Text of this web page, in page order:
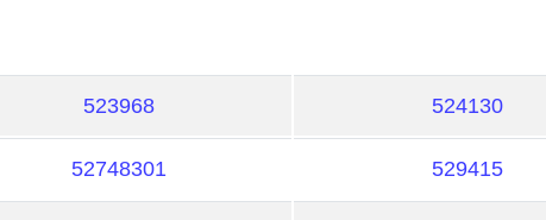
523968 524130
52748301 529415